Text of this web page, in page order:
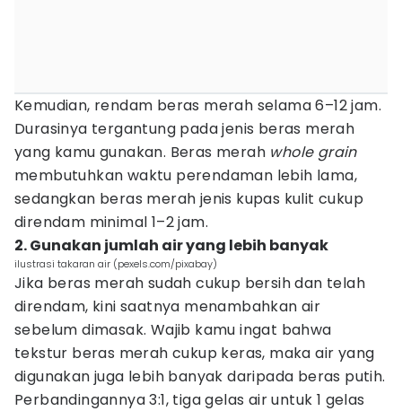
Kemudian, rendam beras merah selama 6–12 jam.
Durasinya tergantung pada jenis beras merah
yang kamu gunakan. Beras merah whole grain
membutuhkan waktu perendaman lebih lama,
sedangkan beras merah jenis kupas kulit cukup
direndam minimal 1–2 jam.
2. Gunakan jumlah air yang lebih banyak
ilustrasi takaran air (pexels.com/pixabay)
Jika beras merah sudah cukup bersih dan telah
direndam, kini saatnya menambahkan air
sebelum dimasak. Wajib kamu ingat bahwa
tekstur beras merah cukup keras, maka air yang
digunakan juga lebih banyak daripada beras putih.
Perbandingannya 3:1, tiga gelas air untuk 1 gelas